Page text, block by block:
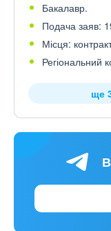
Бакалавр.
Подача заяв:
Місця:
Регіональний
ще